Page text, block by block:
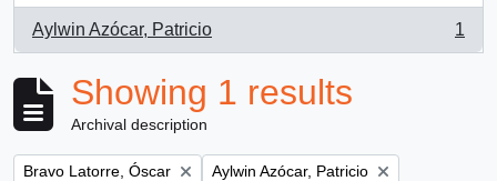
Aylwin Azócar, Patricio
, 1 results
1
Showing 1 results
Archival description
Remove filter:
Bravo Latorre, Óscar Remove filter:
Aylwin Azócar, Patricio